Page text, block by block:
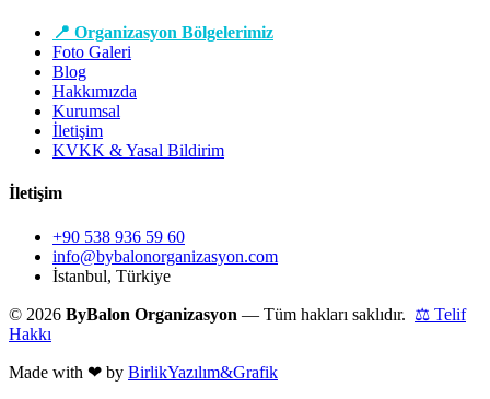
📍 Organizasyon Bölgelerimiz
Foto Galeri
Blog
Hakkımızda
Kurumsal
İletişim
KVKK & Yasal Bildirim
İletişim
+90 538 936 59 60
info@bybalonorganizasyon.com
İstanbul, Türkiye
© 2026 ByBalon Organizasyon — Tüm hakları saklıdır. ⚖ Telif
Hakkı
Made with ❤ by BirlikYazılım&Grafik